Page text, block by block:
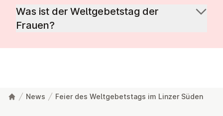
Was ist der Weltgebetstag der
Frauen?
News Feier des Weltgebetstags im Linzer Süden